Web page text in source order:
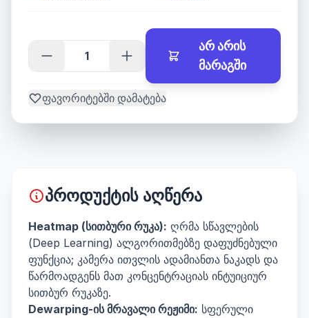
არ არის
მარაგში
ფავორიტებში დამატება
პროდუქტის აღწერა
Heatmap (სითბური რუკა): ღრმა სწავლების
(Deep Learning) ალგორითმებზე დაფუძნებული
ფუნქცია; კამერა ითვლის ადამიანთა ნაკადს და
წარმოადგენს მათ კონცენტრაციას ინტუიციურ
სითბურ რუკაზე.
Dewarping-ის მრავალი რეჟიმი: სფერული